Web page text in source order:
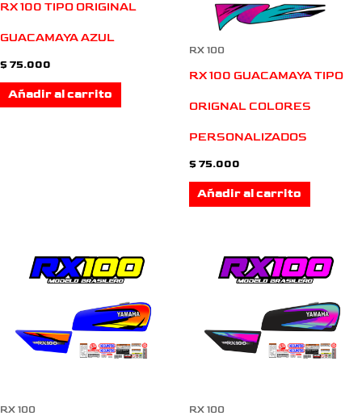
RX 100 TIPO ORIGINAL
GUACAMAYA AZUL
$ 75.000
Añadir al carrito
RX 100
RX 100 GUACAMAYA TIPO
ORIGNAL COLORES
PERSONALIZADOS
$ 75.000
Añadir al carrito
RX 100 RX 100